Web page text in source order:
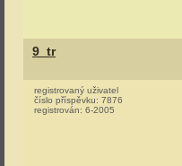
9_tr
registrovaný uživatel
číslo příspěvku: 7876
registrován: 6-2005